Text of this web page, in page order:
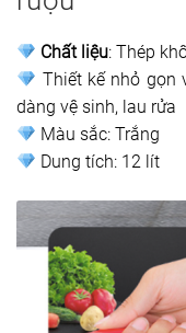
Chất liệu: Thép
Thiết kế nhỏ gọn
dàng vệ sinh, lau rửa
Màu sắc: Trắng
Dung tích: 12 lít